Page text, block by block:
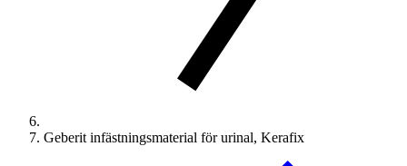
Geberit infästningsmaterial för urinal, Kerafix